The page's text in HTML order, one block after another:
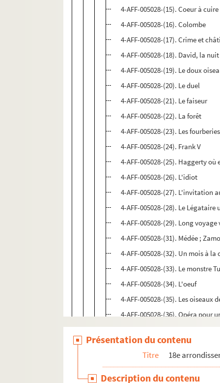
4-AFF-005028-(15). Coeur à cuire
4-AFF-005028-(16). Colombe
4-AFF-005028-(17). Crime et
4-AFF-005028-(18). David, la
4-AFF-005028-(19). Le doux
4-AFF-005028-(20). Le duel
4-AFF-005028-(21). Le faiseur
4-AFF-005028-(22). La forêt
4-AFF-005028-(23). Les
4-AFF-005028-(24). Frank V
4-AFF-005028-(25). Haggerty où
4-AFF-005028-(26). L'idiot
4-AFF-005028-(27). L'invitation
4-AFF-005028-(28). Le Légataire
4-AFF-005028-(29). Long
4-AFF-005028-(31). Médée ;
4-AFF-005028-(32). Un mois à la
4-AFF-005028-(33). Le monstre
4-AFF-005028-(34). L'oeuf
4-AFF-005028-(35). Les oiseaux
4-AFF-005028-(36). Opéra pour
4-AFF-005028-(38). La punaise
4-AFF-005028-(39). Les quatre
4-AFF-005028-(40). Le rendez-
Présentation du contenu
Titre 18e
Description du contenu